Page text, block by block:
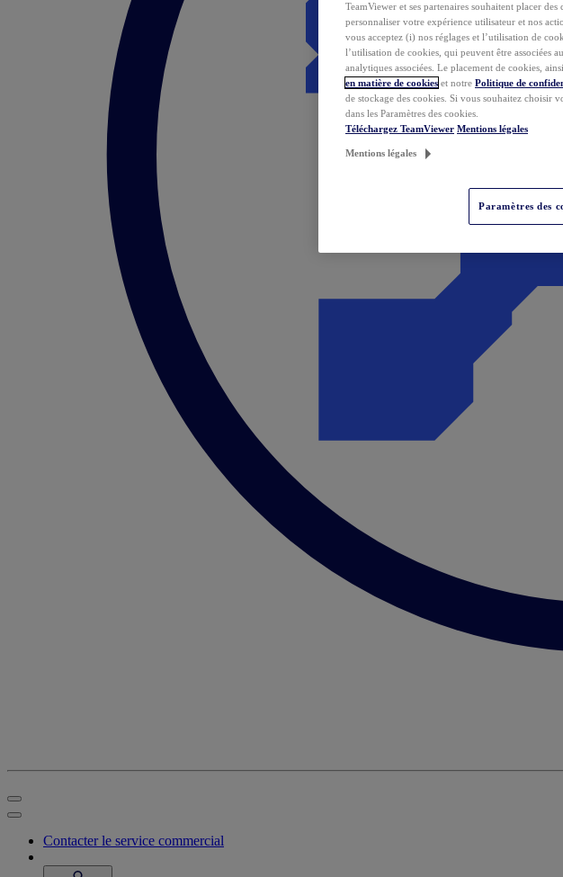
Contacter le service commercial
TeamViewer et ses partenaires souhaitent placer
personnaliser votre expérience utilisateur et nos
vous acceptez (i) nos réglages et l’utilisation de
l’utilisation de cookies, qui peuvent être associées
analytiques associées. Le placement de cookies,
en matière de cookies et notre Politique de
de stockage des cookies. Si vous souhaitez choisir
dans les Paramètres des cookies.
Téléchargez TeamViewer Mentions légales
Mentions légales
Paramètres des